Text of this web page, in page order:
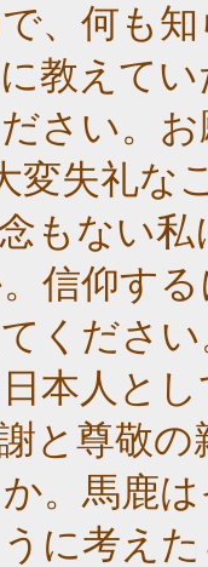
、何も
教えて
さい。
変失礼な
もない
信仰す
くださ
本人と
と尊敬
。馬鹿
に考え